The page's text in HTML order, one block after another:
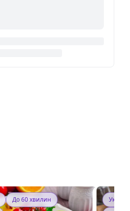
До 60 хвилин